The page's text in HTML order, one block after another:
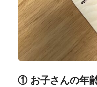
① お子さんの年